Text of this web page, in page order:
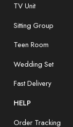
TV Unit
Sitting Group
Teen Room
Wedding Set
Fast Delivery
HELP
Order Tracking